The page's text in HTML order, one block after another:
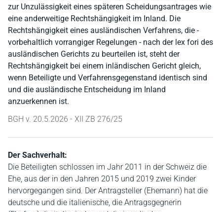
zur Unzulässigkeit eines späteren Scheidungsantrages wie
eine anderweitige Rechtshängigkeit im Inland. Die
Rechtshängigkeit eines ausländischen Verfahrens, die -
vorbehaltlich vorrangiger Regelungen - nach der lex fori des
ausländischen Gerichts zu beurteilen ist, steht der
Rechtshängigkeit bei einem inländischen Gericht gleich,
wenn Beteiligte und Verfahrensgegenstand identisch sind
und die ausländische Entscheidung im Inland
anzuerkennen ist.
BGH v. 20.5.2026 - XII ZB 276/25
Der Sachverhalt:
Die Beteiligten schlossen im Jahr 2011 in der Schweiz die
Ehe, aus der in den Jahren 2015 und 2019 zwei Kinder
hervorgegangen sind. Der Antragsteller (Ehemann) hat die
deutsche und die italienische, die Antragsgegnerin